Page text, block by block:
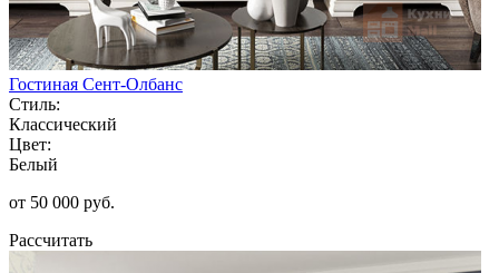
Гостиная Сент-Олбанс
Стиль:
Классический
Цвет:
Белый
от 50 000 руб.
Рассчитать